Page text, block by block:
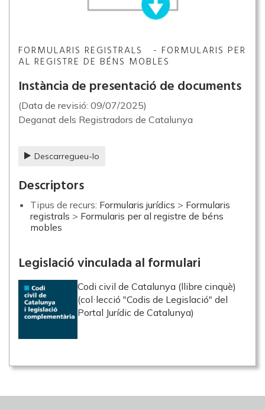
FORMULARIS REGISTRALS - FORMULARIS PER
AL REGISTRE DE BÉNS MOBLES
Instància de presentació de documents
(Data de revisió: 09/07/2025)
Deganat dels Registradors de Catalunya
Descarregueu-lo
Descriptors
Tipus de recurs: Formularis jurídics > Formularis
registrals > Formularis per al registre de béns
mobles
Legislació vinculada al formulari
Codi civil de Catalunya (llibre cinquè)
(col·lecció "Codis de Legislació" del
Portal Jurídic de Catalunya)